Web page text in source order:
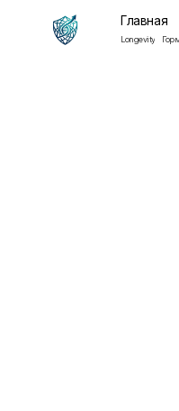
Главная
Longevity Гормоны
О